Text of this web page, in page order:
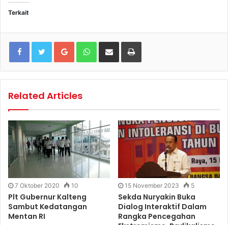
Terkait
Google+WhatsApp
Share via Email Print
Related Articles
7 Oktober 2020 10
Plt Gubernur Kalteng
Sambut Kedatangan
Mentan RI
15 November 2023 5
Sekda Nuryakin Buka
Dialog Interaktif Dalam
Rangka Pencegahan